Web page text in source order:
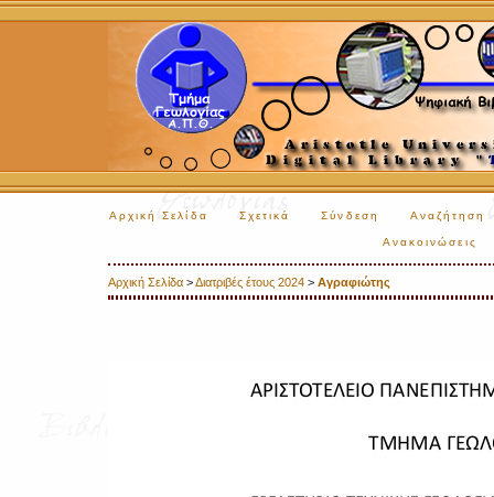
Αρχική Σελίδα Σχετικά Σύνδεση Αναζήτηση
Ανακοινώσεις
Αρχική Σελίδα >Διατριβές έτους 2024 > Αγραφιώτης